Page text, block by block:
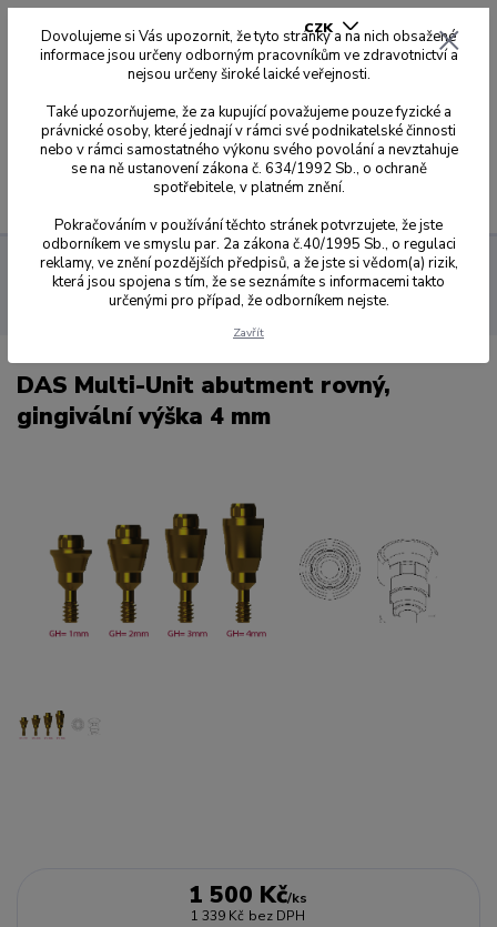
CZK
0,00 Kč
Multi-Unit DAS System Komponenty DAS Multi-Unit
DAS
MU dle kódu
MU 035
DAS Multi-Unit abutment rovný, gingivální
DAS Multi-Unit abutment rovný,
gingivální výška 4 mm
1 500 Kč/ks
1 339 Kč bez DPH
Dovolujeme si Vás upozornit, že tyto stránky a na nich obsažené
informace jsou určeny odborným pracovníkům ve zdravotnictví a
nejsou určeny široké laické veřejnosti.
Také upozorňujeme, že za kupující považujeme pouze fyzické a
právnické osoby, které jednají v rámci své podnikatelské činnosti
nebo v rámci samostatného výkonu svého povolání a nevztahuje
se na ně ustanovení zákona č. 634/1992 Sb., o ochraně
spotřebitele, v platném znění.
Pokračováním v používání těchto stránek potvrzujete, že jste
odborníkem ve smyslu par. 2a zákona č.40/1995 Sb., o regulaci
reklamy, ve znění pozdějších předpisů, a že jste si vědom(a) rizik,
která jsou spojena s tím, že se seznámíte s informacemi takto
určenými pro případ, že odborníkem nejste.
Zavřít